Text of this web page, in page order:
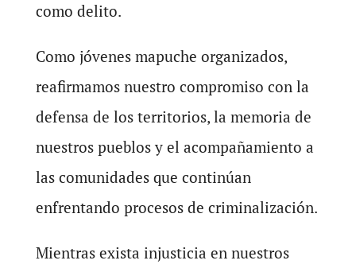
como delito.
Como jóvenes mapuche organizados,
reafirmamos nuestro compromiso con la
defensa de los territorios, la memoria de
nuestros pueblos y el acompañamiento a
las comunidades que continúan
enfrentando procesos de criminalización.
Mientras exista injusticia en nuestros